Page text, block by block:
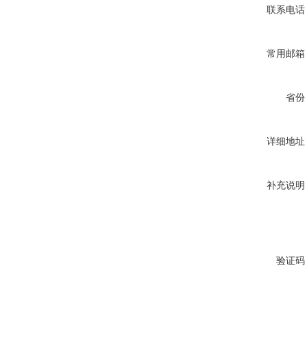
联系电话
常用邮箱
省份
详细地址
补充说明
验证码